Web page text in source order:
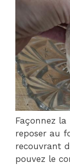
Façonnez
reposer au
recouvrant
pouvez le